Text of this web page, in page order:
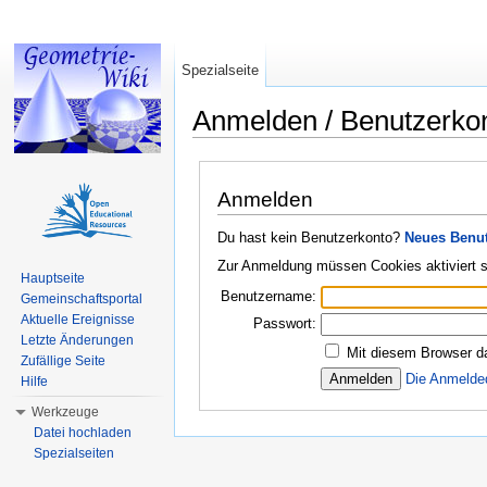
Anmelden /
Anmelden
Du hast kein Benutzerkonto? Neues
Zur Anmeldung müssen Cookies aktiviert
Benutzername:
Passwort:
Mit diesem Browser
Die
Spezialseite
Hauptseite
Gemeinschaftsportal
Aktuelle Ereignisse
Letzte Änderungen
Zufällige Seite
Hilfe
Werkzeuge
Datei hochladen
Spezialseiten